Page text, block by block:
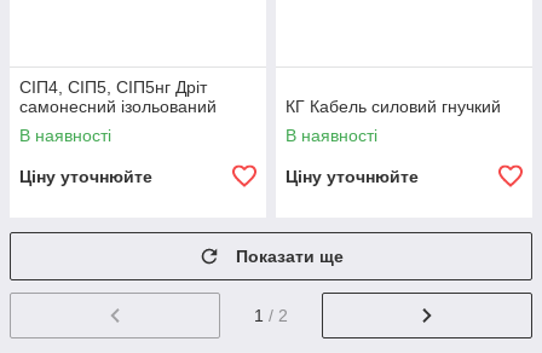
СІП4, СІП5, СІП5нг Дріт
самонесний ізольований
В наявності
Ціну уточнюйте
КГ Кабель силовий гнучкий
В наявності
Ціну уточнюйте
Показати ще
1 / 2